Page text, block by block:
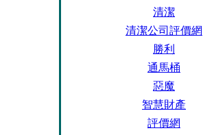
清潔
清潔公司評價網
勝利
通馬桶
惡魔
智慧財產
評價網